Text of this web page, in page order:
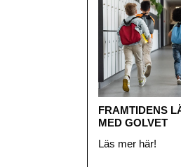
FRAMTIDENS
MED GOLVET
Läs mer här!